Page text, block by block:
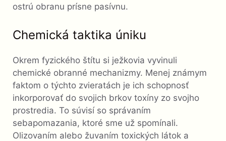
ostrú obranu prísne pasívnu.
Chemická taktika úniku
Okrem fyzického štítu si ježkovia vyvinuli
chemické obranné mechanizmy. Menej známym
faktom o týchto zvieratách je ich schopnosť
inkorporovať do svojich brkov toxíny zo svojho
prostredia. To súvisí so správaním
sebapomazania, ktoré sme už spomínali.
Olizovaním alebo žuvaním toxických látok a